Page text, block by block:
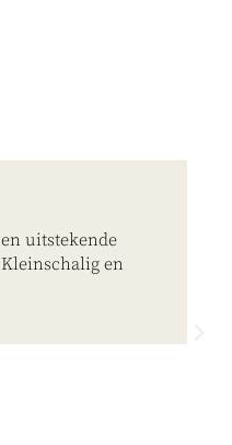
uitstekende
en